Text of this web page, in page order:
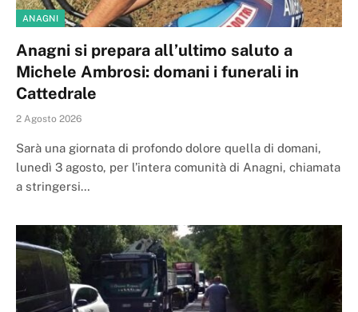
ANAGNI
Anagni si prepara all’ultimo saluto a
Michele Ambrosi: domani i funerali in
Cattedrale
2 Agosto 2026
Sarà una giornata di profondo dolore quella di domani,
lunedì 3 agosto, per l’intera comunità di Anagni, chiamata
a stringersi…